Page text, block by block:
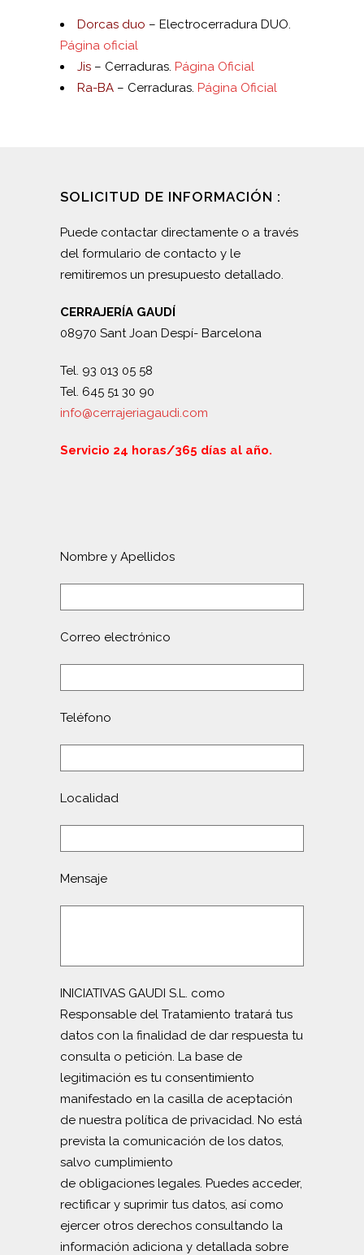
Dorcas duo – Electrocerradura DUO.
Página oficial
Jis – Cerraduras. Página Oficial
Ra-BA – Cerraduras. Página Oficial
SOLICITUD DE INFORMACIÓN :
Puede contactar directamente o a través
del formulario de contacto y le
remitiremos un presupuesto detallado.
CERRAJERÍA GAUDÍ
08970 Sant Joan Despí- Barcelona
Tel. 93 013 05 58
Tel. 645 51 30 90
info@cerrajeriagaudi.com
Servicio 24 horas/365 días al año.
Nombre y Apellidos
Correo electrónico
Teléfono
Localidad
Mensaje
INICIATIVAS GAUDI S.L. como
Responsable del Tratamiento tratará tus
datos con la finalidad de dar respuesta tu
consulta o petición. La base de
legitimación es tu consentimiento
manifestado en la casilla de aceptación
de nuestra política de privacidad. No está
prevista la comunicación de los datos,
salvo cumplimiento
de obligaciones legales. Puedes acceder,
rectificar y suprimir tus datos, así como
ejercer otros derechos consultando la
información adiciona y detallada sobre